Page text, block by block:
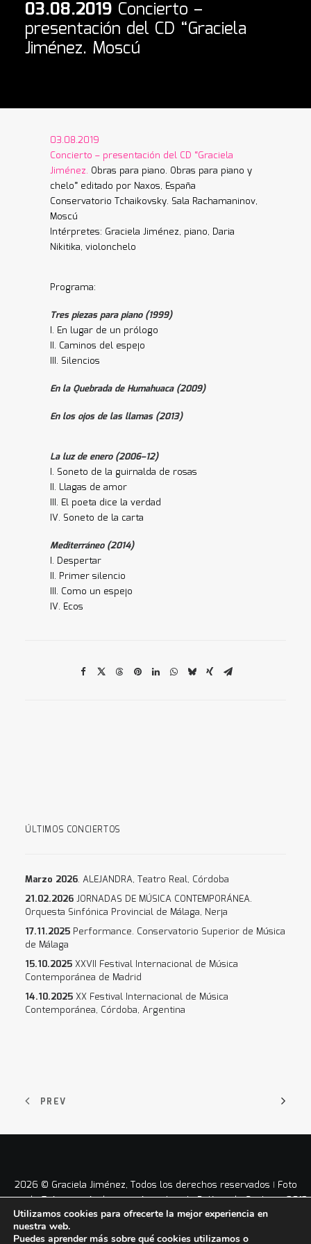
03.08.2019 Concierto –
presentación del CD “Graciela
Jiménez. Moscú
03.08.2019
Concierto – presentación del CD “Graciela
Jiménez. Obras para piano. Obras para piano y
chelo” editado por Naxos, España
Conservatorio Tchaikovsky. Sala Rachamaninov,
Moscú
Intérpretes: Graciela Jiménez, piano, Daria
Nikitika, violonchelo
Programa:
Tres piezas para piano (1999)
I. En lugar de un prólogo
II. Caminos del espejo
III. Silencios
En la Quebrada de Humahuaca (2009)
En los ojos de las llamas (2013)
La luz de enero (2006–12)
I. Soneto de la guirnalda de rosas
II. Llagas de amor
III. El poeta dice la verdad
IV. Soneto de la carta
Mediterráneo (2014)
I. Despertar
II. Primer silencio
III. Como un espejo
IV. Ecos
ÚLTIMOS CONCIERTOS
Marzo 2026. ALEJANDRA, Teatro Real, Córdoba
21.02.2026JORNADAS DE MÚSICA CONTEMPORÁNEA.
Orquesta Sinfónica Provincial de Málaga, Nerja
17.11.2025 Performance. Conservatorio Superior de Música
de Málaga
15.10.2025XXVII Festival Internacional de Música
Contemporánea de Madrid
14.10.2025XX Festival Internacional de Música
Contemporánea, Córdoba, Argentina
PREV
2026 © Graciela Jiménez, Todos los derechos reservados ǀ Foto
portada © Antonio Arabesco ǀAviso LegalǀPolítica de Cookiesǀ 2012
– 2026 ǀ
Utilizamos cookies para ofrecerte la mejor experiencia en
nuestra web.
Puedes aprender más sobre qué cookies utilizamos o